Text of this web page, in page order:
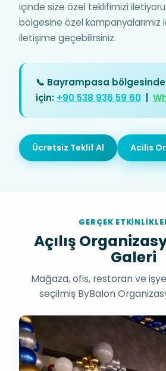
içinde size özel teklifimizi
bölgesine özel kampanyalarımız
iletişime geçebilirsiniz.
📞 Bayrampasa bölgesinde
için: +90 538 936 59 60 |
Ücretsiz Teklif Al Acilis
GERÇEK
Açılış
Galeri
Mağaza, ofis, restoran ve
seçilmiş ByBalon